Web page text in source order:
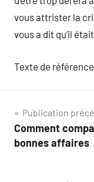
vous attrister la
vous a dit qu’il
Texte de
Navigation
de
Publication
Comment
bonnes affaires